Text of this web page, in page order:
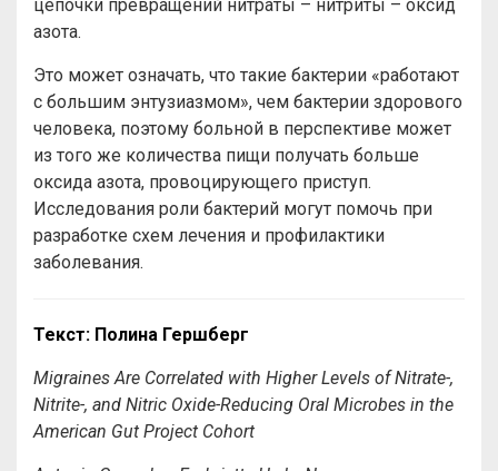
цепочки превращений нитраты – нитриты – оксид
азота.
Это может означать, что такие бактерии «работают
с большим энтузиазмом», чем бактерии здорового
человека, поэтому больной в перспективе может
из того же количества пищи получать больше
оксида азота, провоцирующего приступ.
Исследования роли бактерий могут помочь при
разработке схем лечения и профилактики
заболевания.
Текст: Полина Гершберг
Migraines Are Correlated with Higher Levels of Nitrate-,
Nitrite-, and Nitric Oxide-Reducing Oral Microbes in the
American Gut Project Cohort